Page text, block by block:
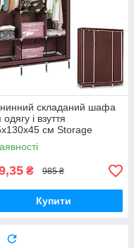
складаний шафа
і взуття
см Storage
88130 AN
₴ 985 ₴
Купити